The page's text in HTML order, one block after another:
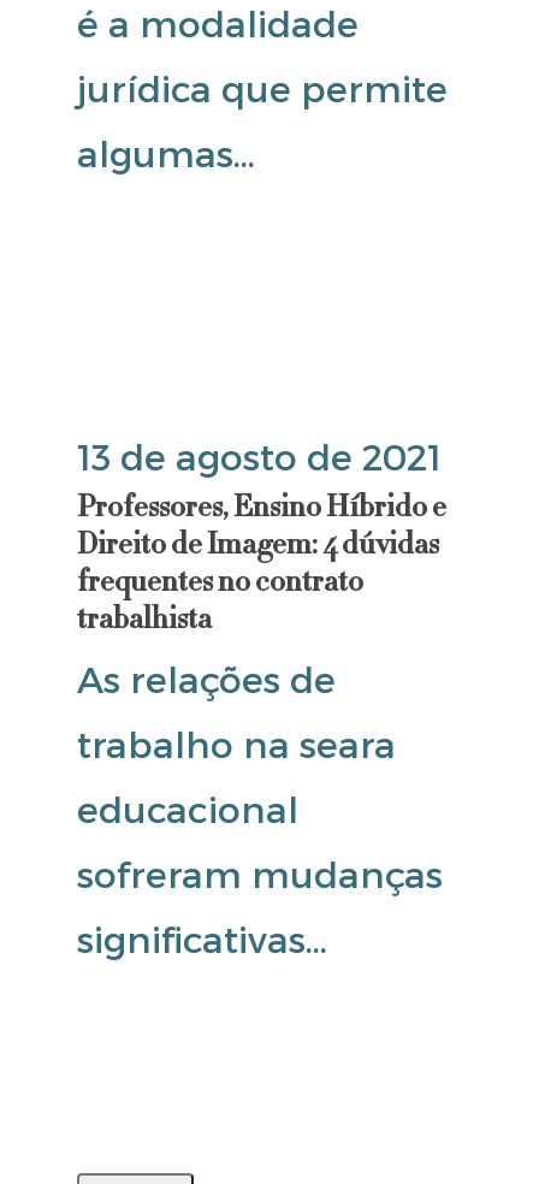
é a modalidade
jurídica que permite
algumas…
13 de agosto de 2021
Professores, Ensino Híbrido e
Direito de Imagem: 4 dúvidas
frequentes no contrato
trabalhista
As relações de
trabalho na seara
educacional
sofreram mudanças
significativas…